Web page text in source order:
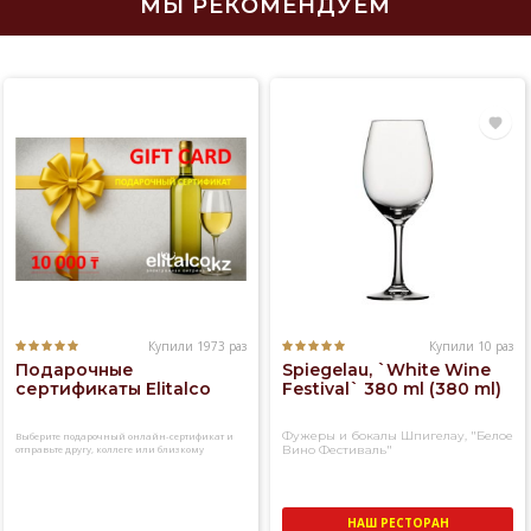
МЫ РЕКОМЕНДУЕМ
Купили 1973 раз
Подарочные
сертификаты Elitalco
Выберите подарочный онлайн-сертификат и
отправьте другу, коллеге или близкому
Купили 10 раз
Spiegelau, `White Wine
Festival` 380 ml (380 ml)
Фужеры и бокалы Шпигелау, "Белое
Вино Фестиваль"
НАШ РЕСТОРАН